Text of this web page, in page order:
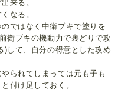
来る。
なる。
ではなく中衛ブキで塗りを
衛ブキの機動力で裏どりで攻
)して、自分の得意とした攻め
られてしまっては元も子も
付け足しておく。